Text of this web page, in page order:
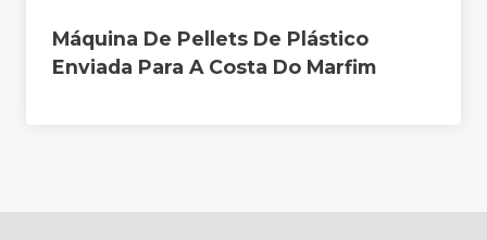
Máquina De Pellets De Plástico
Enviada Para A Costa Do Marfim